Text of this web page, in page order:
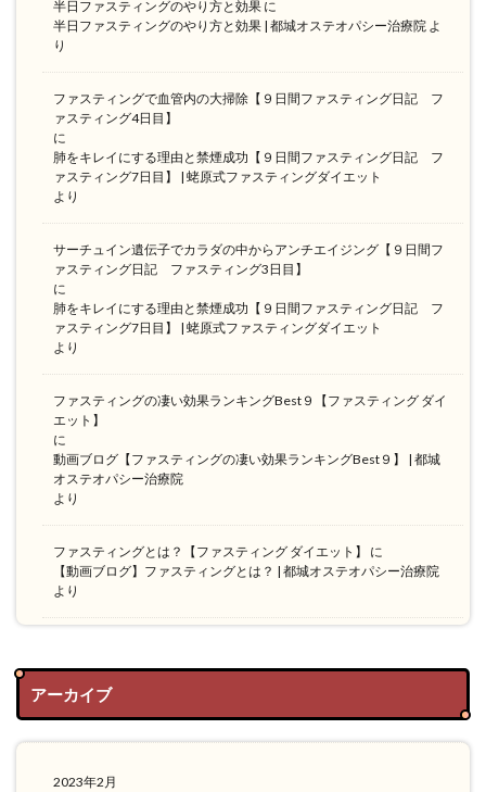
半日ファスティングのやり方と効果 に
半日ファスティングのやり方と効果 | 都城オステオパシー治療院 よ
り
ファスティングで血管内の大掃除【９日間ファスティング日記 フ
ァスティング4日目】
に
肺をキレイにする理由と禁煙成功【９日間ファスティング日記 フ
ァスティング7日目】 | 蛯原式ファスティングダイエット
より
サーチュイン遺伝子でカラダの中からアンチエイジング【９日間フ
ァスティング日記 ファスティング3日目】
に
肺をキレイにする理由と禁煙成功【９日間ファスティング日記 フ
ァスティング7日目】 | 蛯原式ファスティングダイエット
より
ファスティングの凄い効果ランキングBest９【ファスティング ダイ
エット】
に
動画ブログ【ファスティングの凄い効果ランキングBest９】 | 都城
オステオパシー治療院
より
ファスティングとは？【ファスティング ダイエット】
に
【動画ブログ】ファスティングとは？ | 都城オステオパシー治療院
より
アーカイブ
2023年2月